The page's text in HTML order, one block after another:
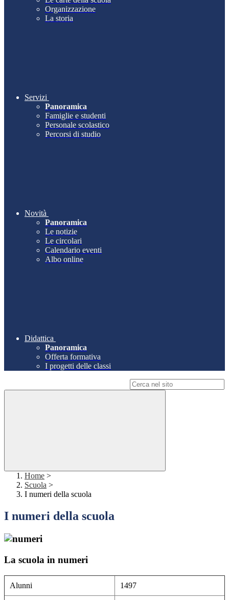
Organizzazione
La storia
Servizi
Panoramica
Famiglie e studenti
Personale scolastico
Percorsi di studio
Novità
Panoramica
Le notizie
Le circolari
Calendario eventi
Albo online
Didattica
Panoramica
Offerta formativa
I progetti delle classi
Home >
Scuola >
I numeri della scuola
I numeri della scuola
La scuola in numeri
Alunni 1497